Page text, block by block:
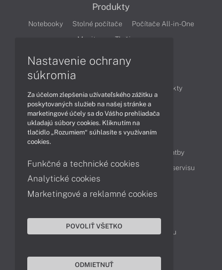
Produkty
Notebooky Stolné počítače
Počítače All-in-One
Monitory
Tlačiarne
Produkty
Technológie
Videá
Obsah
Možnosti doručenia a platby
Podpora a servis
Servisné služby Cenník servisu
Kontakty
043 4224 771
Obchodné oddelenie
Reklamácia tovaru
Nastavenie ochrany
súkromia
Za účelom zlepšenia užívateľského zážitku a
poskytovaných služieb na našej stránke a
marketingové účely sa do Vášho prehliadača
ukladajú súbory cookies. Kliknutím na
tlačidlo „Rozumiem“ súhlasíte s využívaním
cookies.
Funkčné a technické cookies
Analytické cookies
Marketingové a reklamné cookies
POVOLIŤ VŠETKO
ODMIETNUŤ